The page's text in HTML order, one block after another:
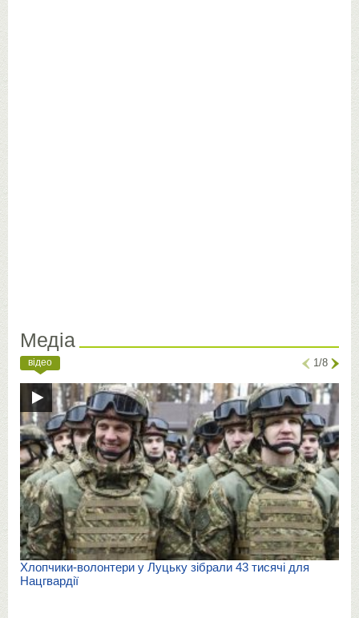
Медіа
відео 1/8
Хлопчики-волонтери у Луцьку зібрали 43 тисячі для
Нацгвардії